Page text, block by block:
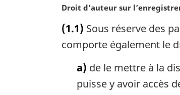
:N
t
e
Droit d’auteur sur
(1.1) Sous réserve des
comporte également le
a) de le mettre à la
puisse y avoir accès